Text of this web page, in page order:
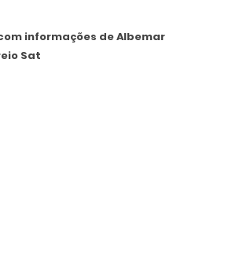
informações de Albemar
Sat